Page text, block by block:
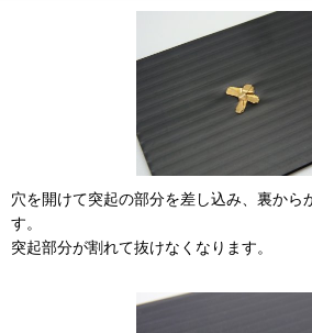
穴を開けて突起の部分を差し込み、裏から
す。
突起部分が割れて抜けなくなります。